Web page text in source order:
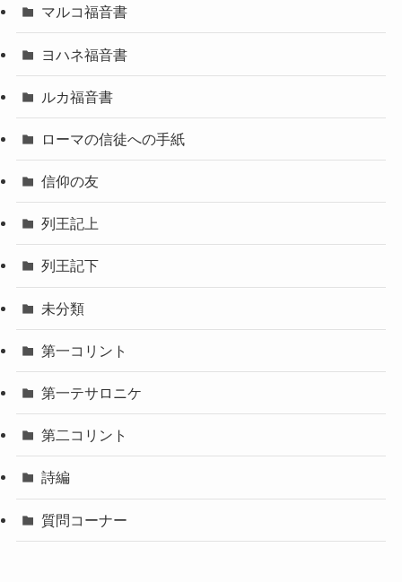
マルコ福音書
ヨハネ福音書
ルカ福音書
ローマの信徒への手紙
信仰の友
列王記上
列王記下
未分類
第一コリント
第一テサロニケ
第二コリント
詩編
質問コーナー